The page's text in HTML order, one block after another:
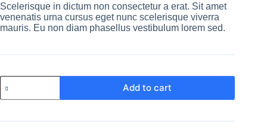
Scelerisque in dictum non consectetur a erat. Sit amet
venenatis urna cursus eget nunc scelerisque viverra
mauris. Eu non diam phasellus vestibulum lorem sed.
Add to cart